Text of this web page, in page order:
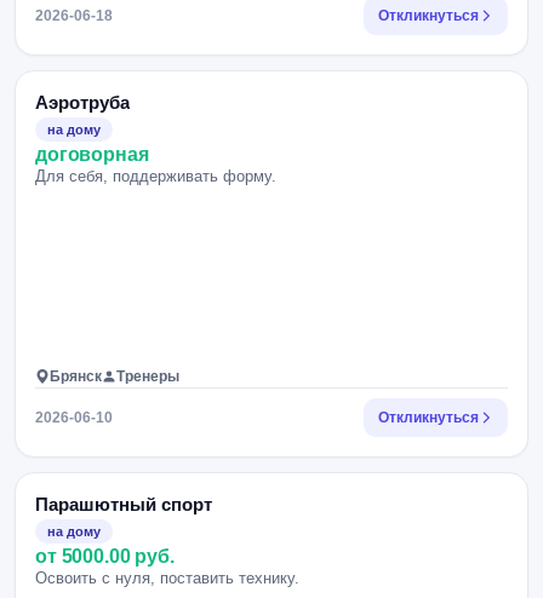
2026-06-18 Откликнуться
Аэротруба
на дому
договорная
Для себя, поддерживать форму.
Брянск Тренеры
2026-06-10 Откликнуться
Парашютный спорт
на дому
от 5000.00 руб.
Освоить с нуля, поставить технику.